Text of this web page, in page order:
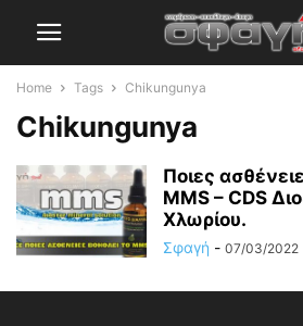
Home Tags Chikungunya
Chikungunya
Ποιες
MMS – CDS
Χλωρίου.
Σφαγή - 07/03/2022